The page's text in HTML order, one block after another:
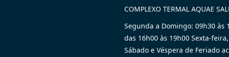
COMPLEXO TERMAL AQUAE
Segunda a Domingo: 09h30 às
das 16h00 às 19h00 Sexta-feira,
Sábado e Véspera de Feriado